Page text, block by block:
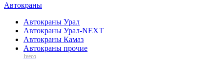
Автокраны
Автокраны Урал
Автокраны Урал-NEXT
Автокраны Камаз
Автокраны прочие
Iveco